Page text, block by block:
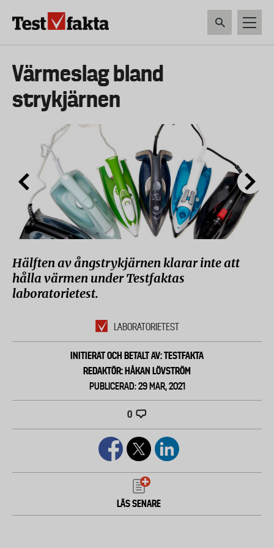
Huvudmeny
ny
Värmeslag bland
strykjärnen
Hälften av ångstrykjärnen klarar inte att
hålla värmen under Testfaktas
laboratorietest.
LABORATORIETEST
INITIERAT OCH BETALT AV: TESTFAKTA
REDAKTÖR: HÅKAN LÖVSTRÖM
PUBLICERAD: 29 MAR, 2021
0
LÄS SENARE